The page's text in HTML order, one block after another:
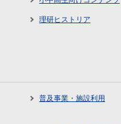
理研ヒストリア
普及事業・施設利用